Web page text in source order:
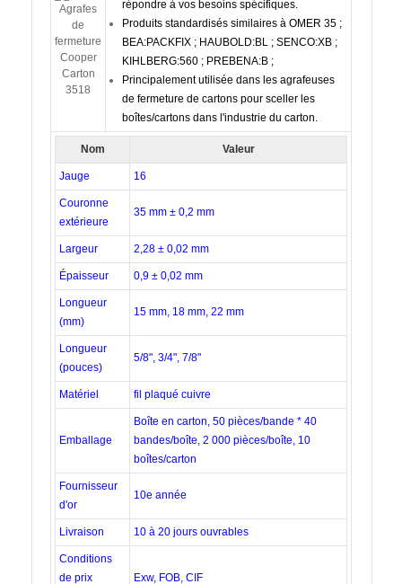
répondre à vos besoins spécifiques.
Produits standardisés similaires à OMER 35 ;
BEA:PACKFIX ; HAUBOLD:BL ; SENCO:XB ;
KIHLBERG:560 ; PREBENA:B ;
Principalement utilisée dans les agrafeuses
de fermeture de cartons pour sceller les
boîtes/cartons dans l'industrie du carton.
Nom Valeur
Jauge 16
Couronne
extérieure
35 mm ± 0,2 mm
Largeur 2,28 ± 0,02 mm
Épaisseur 0,9 ± 0,02 mm
Longueur
(mm)
15 mm, 18 mm, 22 mm
Longueur
(pouces)
5/8", 3/4", 7/8"
Matériel fil plaqué cuivre
Emballage
Boîte en carton, 50 pièces/bande * 40
bandes/boîte, 2 000 pièces/boîte, 10
boîtes/carton
Fournisseur
d'or
10e année
Livraison 10 à 20 jours ouvrables
Conditions
de prix
Exw, FOB, CIF